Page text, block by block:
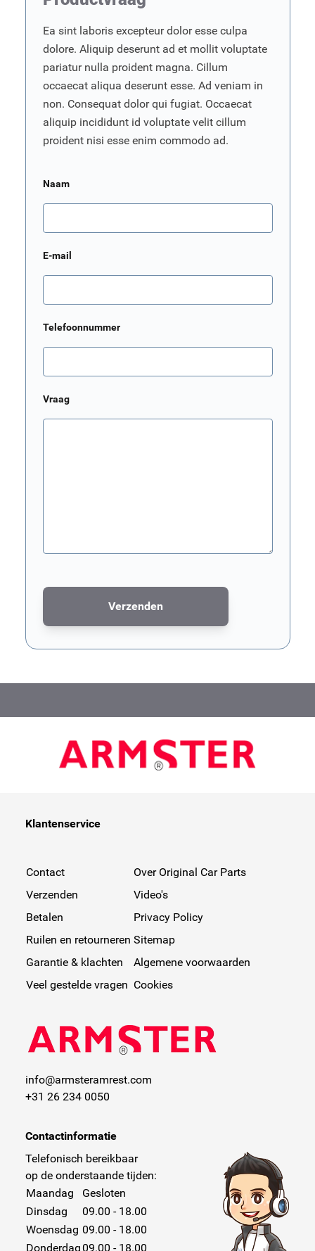
Ea sint laboris excepteur dolor esse culpa
dolore. Aliquip deserunt ad et mollit voluptate
pariatur nulla proident magna. Cillum
occaecat aliqua deserunt esse. Ad veniam in
non. Consequat dolor qui fugiat. Occaecat
aliquip incididunt id voluptate velit cillum
proident nisi esse enim commodo ad.
Naam
E-mail
Telefoonnummer
Vraag
Verzenden
Dit formulier wordt beschermd door reCAPTCHA. Het
Klantenservice
Contact
Verzenden
Betalen
Ruilen en retourneren
Garantie & klachten
Veel gestelde vragen
Over Original Car Parts
Video's
Privacy Policy
Sitemap
Algemene voorwaarden
Cookies
info@armsteramrest.com
+31 26 234 0050
Contactinformatie
Telefonisch bereikbaar
op de onderstaande tijden:
Maandag
Gesloten
Dinsdag
09.00 - 18.00
Woensdag 09.00 - 18.00
Donderdag 09.00 - 18.00